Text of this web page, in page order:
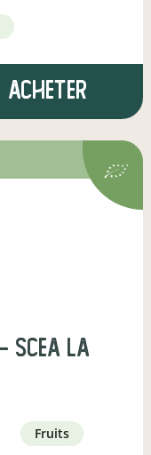
Acheter
La
fruits